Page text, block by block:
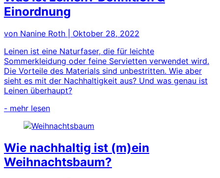
Einordnung
von Nanine Roth
Oktober 28, 2022
Leinen ist eine Naturfaser, die für leichte
Sommerkleidung oder feine Servietten verwendet wird.
Die Vorteile des Materials sind unbestritten. Wie aber
sieht es mit der Nachhaltigkeit aus? Und was genau ist
Leinen überhaupt?
- mehr lesen
Wie nachhaltig ist (m)ein
Weihnachtsbaum?